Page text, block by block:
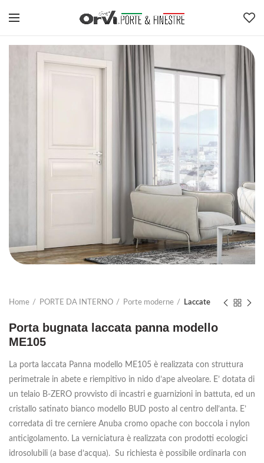
Home PORTE DA INTERNO Porte moderne Laccate
Porta bugnata laccata panna modello
ME105
La porta laccata Panna modello ME105 è realizzata con struttura
perimetrale in abete e riempitivo in nido d’ape alveolare. E’ dotata di
un telaio B-ZERO provvisto di incastri e guarnizioni in battuta, ed un
cristallo satinato bianco modello BUD posto al centro dell’anta. E’
corredata di tre cerniere Anuba cromo opache con boccola i nylon
anticigolamento. La verniciatura è realizzata con prodotti ecologici
idrosolubili (a base d’acqua). Su richiesta è possibile ordinarla con